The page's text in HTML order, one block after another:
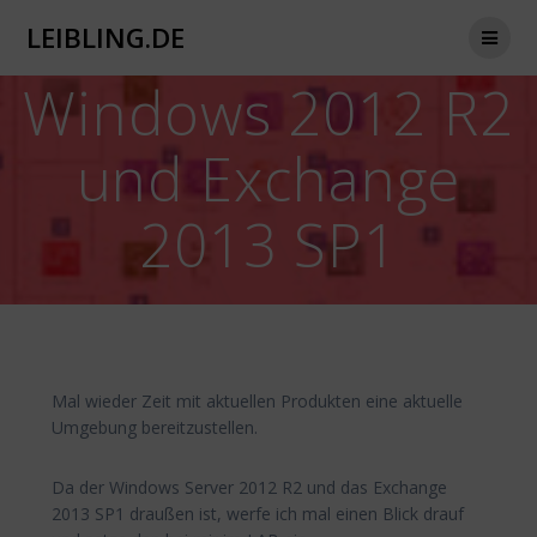
LEIBLING.DE
Windows 2012 R2
und Exchange
2013 SP1
Mal wieder Zeit mit aktuellen Produkten eine aktuelle
Umgebung bereitzustellen.
Da der Windows Server 2012 R2 und das Exchange
2013 SP1 draußen ist, werfe ich mal einen Blick drauf